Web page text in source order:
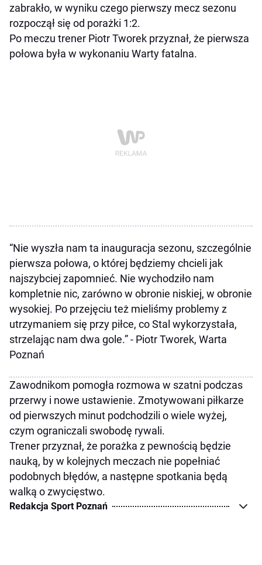
zabrakło, w wyniku czego pierwszy mecz sezonu
rozpoczął się od porażki 1:2.
Po meczu trener Piotr Tworek przyznał, że pierwsza
połowa była w wykonaniu Warty fatalna.
“Nie wyszła nam ta inauguracja sezonu, szczególnie
pierwsza połowa, o której będziemy chcieli jak
najszybciej zapomnieć. Nie wychodziło nam
kompletnie nic, zarówno w obronie niskiej, w obronie
wysokiej. Po przejęciu też mieliśmy problemy z
utrzymaniem się przy piłce, co Stal wykorzystała,
strzelając nam dwa gole.” - Piotr Tworek, Warta
Poznań
Zawodnikom pomogła rozmowa w szatni podczas
przerwy i nowe ustawienie. Zmotywowani piłkarze
od pierwszych minut podchodzili o wiele wyżej,
czym ograniczali swobodę rywali.
Trener przyznał, że porażka z pewnością będzie
nauką, by w kolejnych meczach nie popełniać
podobnych błędów, a następne spotkania będą
walką o zwycięstwo.
Redakcja Sport Poznań